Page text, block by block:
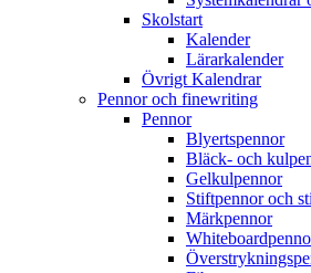
Skolstart
Kalender
Lärarkalender
Övrigt Kalendrar
Pennor och finewriting
Pennor
Blyertspennor
Bläck- och
Gelkulpennor
Stiftpennor och
Märkpennor